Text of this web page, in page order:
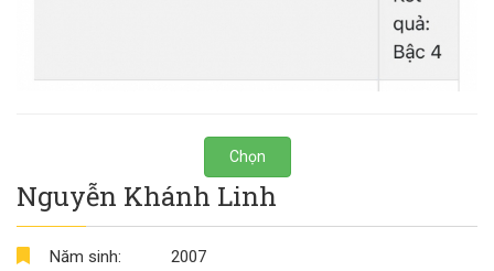
Chọn
Nguyễn Khánh Linh
Năm sinh: 2007